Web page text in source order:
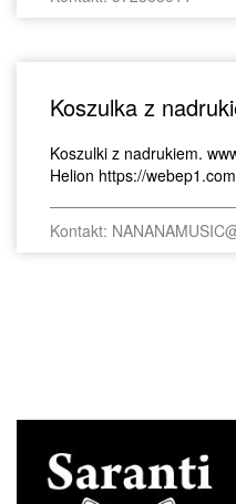
Koszulka z
Koszulki z nadrukiem.
Helion https://
Kontakt: